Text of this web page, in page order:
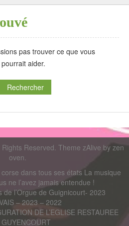
pas trouver ce que vous
aider.
Rights Reserved. Theme zAlive by zen
oven
dans tous ses états La musique
ne l’avez jamais entendue !
de l’Orgue de Guignicourt- 2023
– 2023 – 2022
DE L’EGLISE RESTAUREE
GUYENCOURT